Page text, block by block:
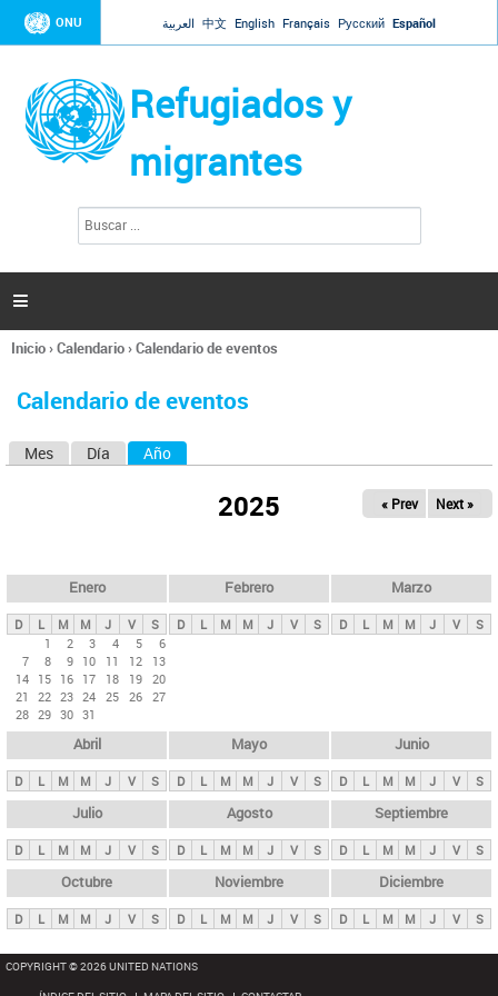
Jump to navigation
ONU العربية 中文 English Français Русский Español
Refugiados y
migrantes
l
d
s

Se
usted
Inicio›Calendario›Calendario de eventos
Calendario de eventos
s
p
n
i
p
a
l
s
Mes Día Año
2025 « Prev Next »
Enero
D L M M J V
S
1
2 3 4 5
6
7
8 9 10 11 12
13
14 15 16 17 18 19 20
21
22 23 24 25 26 27
28 29 30 31
Febrero
D L M M J V S
Marzo
D L M M J V S
Abril
D L M M J V S
Mayo
D L M M J V S
Junio
D L M M J V S
Julio
D L M M J V S
Agosto
D L M M J V S
Septiembre
D L M M J V S
Octubre
D L M M J V S
Noviembre
D L M M J V S
Diciembre
D L M M J V S
COPYRIGHT © 2026 UNITED NATIONS